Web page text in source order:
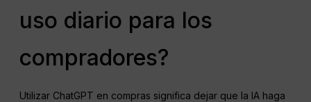
uso diario para los
compradores?
Utilizar ChatGPT en compras significa dejar que la IA haga